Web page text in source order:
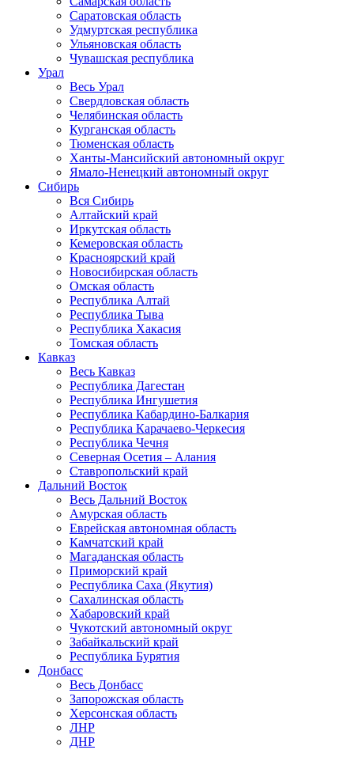
Саратовская область
Удмуртская республика
Ульяновская область
Чувашская республика
Урал
Весь Урал
Свердловская область
Челябинская область
Курганская область
Тюменская область
Ханты-Мансийский автономный округ
Ямало-Ненецкий автономный округ
Сибирь
Вся Сибирь
Алтайский край
Иркутская область
Кемеровская область
Красноярский край
Новосибирская область
Омская область
Республика Алтай
Республика Тыва
Республика Хакасия
Томская область
Кавказ
Весь Кавказ
Республика Дагестан
Республика Ингушетия
Республика Кабардино-Балкария
Республика Карачаево-Черкесия
Республика Чечня
Северная Осетия – Алания
Ставропольский край
Дальний Восток
Весь Дальний Восток
Амурская область
Еврейская автономная область
Камчатский край
Магаданская область
Приморский край
Республика Саха (Якутия)
Сахалинская область
Хабаровский край
Чукотский автономный округ
Забайкальский край
Республика Бурятия
Донбасс
Весь Донбасс
Запорожская область
Херсонская область
ЛНР
ДНР